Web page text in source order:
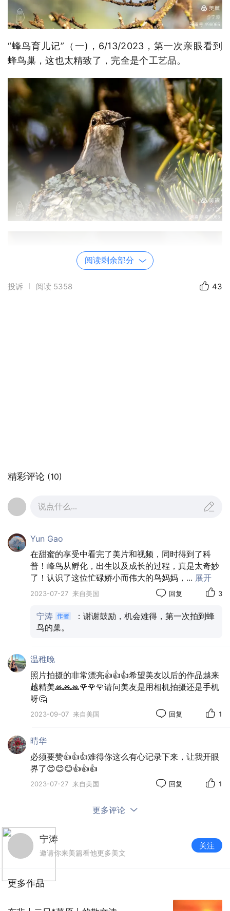
“蜂鸟育儿记”（一)，6/13/2023，第一次亲眼看到
蜂鸟巢，这也太精致了，完全是个工艺品。
阅读剩余部分
投诉 阅读 5358 43
精彩评论 (10)
说点什么...
Yun Gao
在甜蜜的享受中看完了美片和视频，同时得到了科
普！峰鸟从孵化，出生以及成长的过程，真是太奇妙
了！认识了这位忙碌娇小而伟大的鸟妈妈， ... 展开
2023-07-27 来自美国 回复 3
宁涛
：谢谢鼓励，机会难得，第一次拍到蜂
鸟的巢。
温稚晚
照片拍摄的非常漂亮👍👍👍希望美友以后的作品越来
越精美🙏🙏🙏🌹🌹🌹请问美友是用相机拍摄还是手机
呀🤔
2023-09-07 来自美国 回复 1
晴华
必须要赞👍👍👍难得你这么有心记录下来，让我开眼
界了😊😊😊👍👍👍
2023-07-27 来自美国 回复 1
更多评论
宁涛
邀请你来美篇看他更多美文
关注
更多作品